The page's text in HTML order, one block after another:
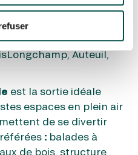
par France galop
tout au long de la
France
Auteuil,
est la sortie idéale
espaces en plein air
de se divertir
: balades à
de bois, structure